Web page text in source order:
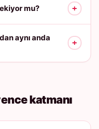
mu? +
aynı anda
+
katmanı